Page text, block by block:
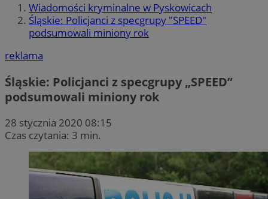
Wiadomości kryminalne w Pyskowicach
Śląskie: Policjanci z specgrupy "SPEED"
podsumowali miniony rok
reklama
Śląskie: Policjanci z specgrupy „SPEED”
podsumowali miniony rok
28 stycznia 2020 08:15
Czas czytania: 3 min.